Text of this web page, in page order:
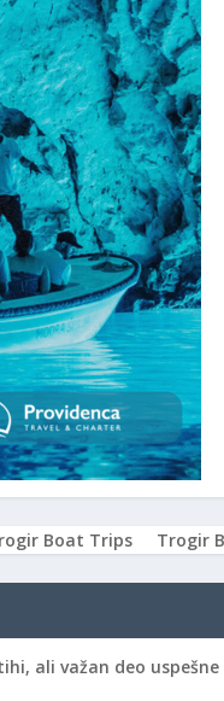
Boat Trips Trogir
ali važan deo